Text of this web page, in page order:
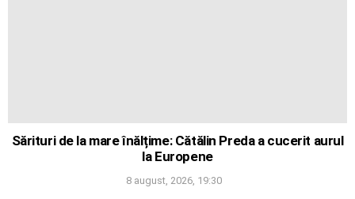
Sărituri de la mare înălțime: Cătălin Preda a cucerit aurul
la Europene
8 august, 2026, 19:30